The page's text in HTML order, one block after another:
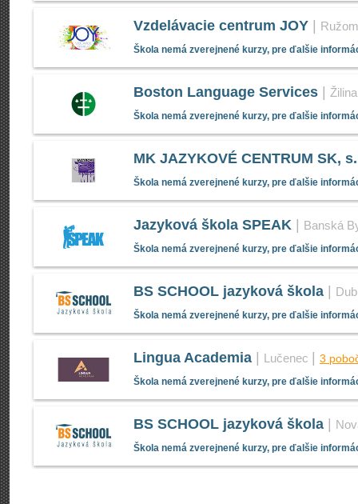
Vzdelávacie centrum JOY
Škola nemá zverejnené kurzy, pre ďalšie
Boston Language Services Žilina
Škola nemá zverejnené kurzy, pre ďalšie
MK JAZYKOVÉ CENTRUM SK,
Škola nemá zverejnené kurzy, pre ďalšie
Jazyková škola SPEAK Banská
Škola nemá zverejnené kurzy, pre ďalšie
BS SCHOOL jazyková škola
Škola nemá zverejnené kurzy, pre ďalšie
Lingua Academia Lučenec 3
Škola nemá zverejnené kurzy, pre ďalšie
BS SCHOOL jazyková škola
Škola nemá zverejnené kurzy, pre ďalšie